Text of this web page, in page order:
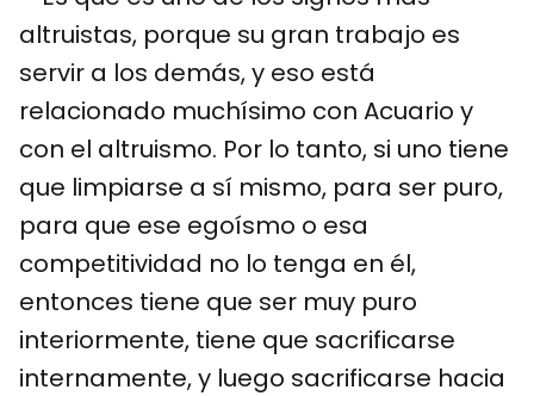
altruistas, porque su gran trabajo es
servir a los demás, y eso está
relacionado muchísimo con Acuario y
con el altruismo. Por lo tanto, si uno tiene
que limpiarse a sí mismo, para ser puro,
para que ese egoísmo o esa
competitividad no lo tenga en él,
entonces tiene que ser muy puro
interiormente, tiene que sacrificarse
internamente, y luego sacrificarse hacia